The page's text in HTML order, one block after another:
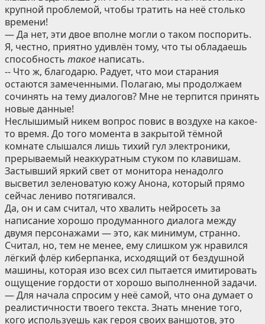
крупной проблемой, чтобы тратить на неё столько
времени!
— Да нет, эти двое вполне могли о таком поспорить.
Я, честно, приятно удивлён тому, что ты обладаешь
способность такое написать.
-- Что ж, благодарю. Радует, что мои старания
остаются замеченными. Полагаю, мы продолжаем
сочинять на тему диалогов? Мне не терпится принять
новые данные!
Неслышимый никем вопрос повис в воздухе на какое-
то время. До того момента в закрытой тёмной
комнате слышался лишь тихий гул электроники,
прерываемый неаккуратным стуком по клавишам.
Застывший яркий свет от монитора ненадолго
высветил зеленоватую кожу Анона, который прямо
сейчас лениво потягивался.
Да, он и сам считал, что хвалить нейросеть за
написание хорошо продуманного диалога между
двумя персонажами — это, как минимум, странно.
Считал, но, тем не менее, ему слишком уж нравился
лёгкий флёр киберпанка, исходящий от бездушной
машины, которая изо всех сил пытается имитировать
ощущение гордости от хорошо выполненной задачи.
— Для начала спросим у неё самой, что она думает о
реалистичности твоего текста. Знать мнение того,
кого используешь как героя своих ваншотов, это